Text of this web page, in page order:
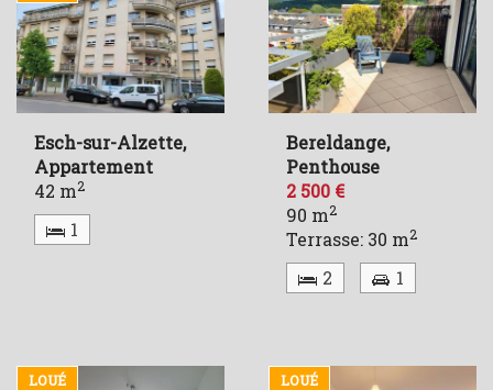
Esch-sur-Alzette,
Appartement
42 m2
1
Bereldange,
Penthouse
2 500 €
90 m2
Terrasse: 30 m2
2 1
LOUÉ LOUÉ